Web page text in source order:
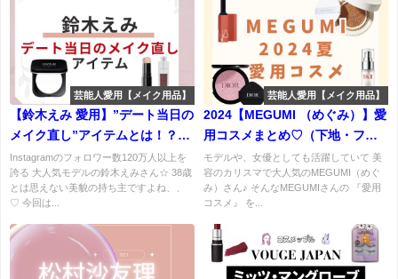
芸能人愛用【メイク用品】
【鈴木えみ 愛用】”デート当日の
メイク直し”アイテムとは！？
♡（ハイライト・リップ）など
まとめ
Instagramのフォロワー数120万人以上を
誇る 大人気モデルの鈴木えみさん☆ 38歳
とは思えない美貌の持ち主ですよね、、
♡ 今回は...
芸能人愛用【メイク用品】
2024【MEGUMI （めぐみ）】愛
用コスメまとめ♡（下地・ファ
ンデーション・フィックスミス
ト）など
モデルや、女優としても活躍していて 美
容のカリスマで大人気のMEGUMI（めぐ
み）さん♪ そんなMEGUMIさんの 『愛用
コスメ』 を...